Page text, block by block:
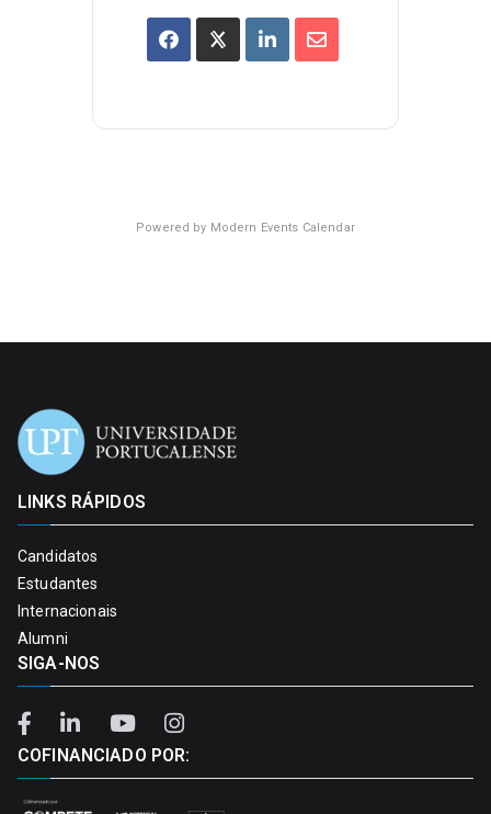
Powered by Modern Events Calendar
LINKS RÁPIDOS
Candidatos
Estudantes
Internacionais
Alumni
SIGA-NOS
COFINANCIADO POR: